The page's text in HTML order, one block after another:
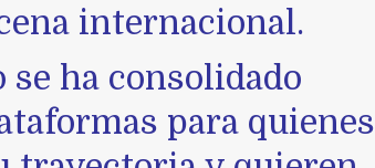
internacional.
se ha consolidado
para quienes